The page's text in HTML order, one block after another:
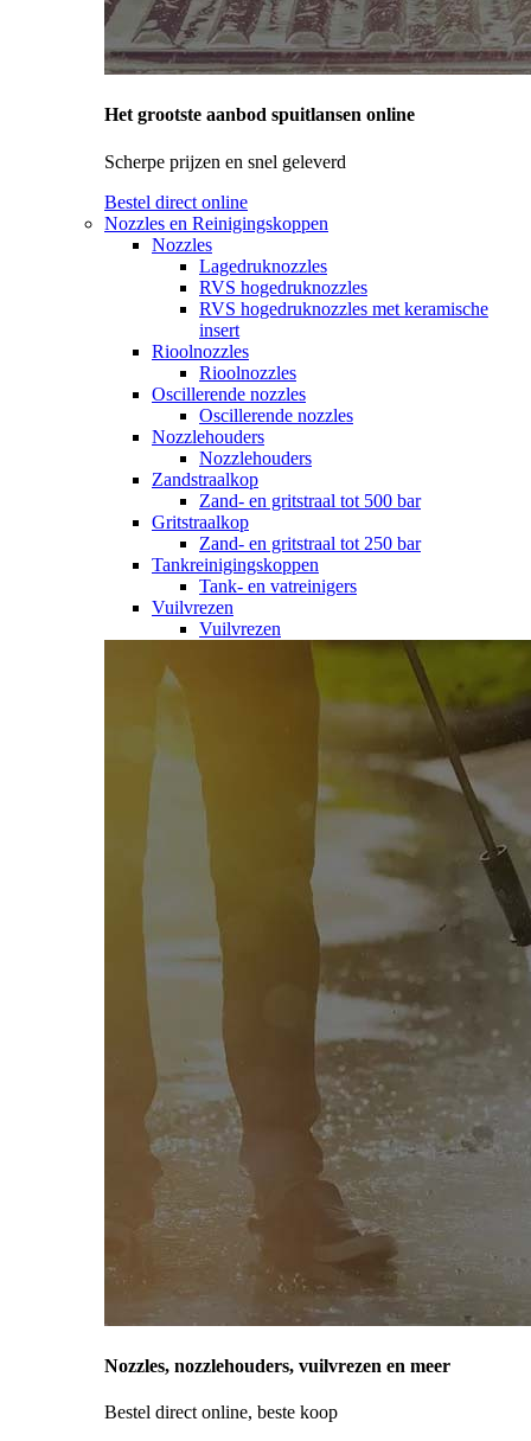
Het grootste aanbod spuitlansen online
Scherpe prijzen en snel geleverd
Bestel direct online
Nozzles en Reinigingskoppen
Nozzles
Lagedruknozzles
RVS hogedruknozzles
RVS hogedruknozzles met keramische
insert
Rioolnozzles
Rioolnozzles
Oscillerende nozzles
Oscillerende nozzles
Nozzlehouders
Nozzlehouders
Zandstraalkop
Zand- en gritstraal tot 500 bar
Gritstraalkop
Zand- en gritstraal tot 250 bar
Tankreinigingskoppen
Tank- en vatreinigers
Vuilvrezen
Vuilvrezen
Nozzles, nozzlehouders, vuilvrezen en meer
Bestel direct online, beste koop